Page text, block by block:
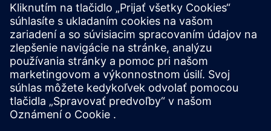
S platformou VIROO® all-in-one VR pre priemyselné
korporácie môžete urýchliť PLM objasnením zložitých
údajov a nápadov a optimalizáciou návrhových,
inžinierskych a simulačných procesov pomocou virtuálnych
replik v plnom rozsahu. V...
Prečítajte si viac